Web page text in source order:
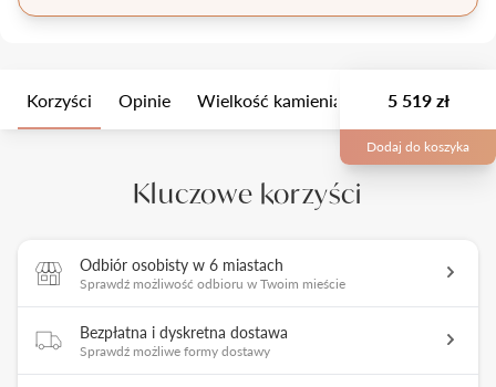
Korzyści Opinie Wielkość kamienia Opis
5 519 zł
Dodaj do koszyka
Kluczowe korzyści
Odbiór osobisty w 6 miastach
Sprawdź możliwość odbioru w Twoim mieście
Bezpłatna i dyskretna dostawa
Sprawdź możliwe formy dostawy